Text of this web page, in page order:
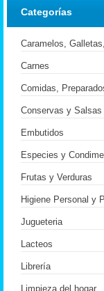
Categorías
Caramelos,
Carnes
Comidas,
Conservas y Salsas
Embutidos
Especies y
Frutas y Verduras
Higiene Personal y
Jugueteria
Lacteos
Librería
Limpieza del hogar